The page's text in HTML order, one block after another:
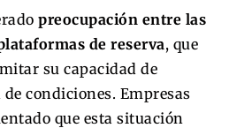
preocupación entre las
de reserva, que
su capacidad de
condiciones. Empresas
que esta situación